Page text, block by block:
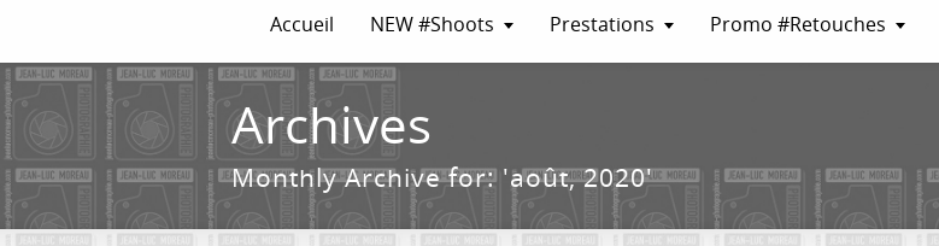
Accueil NEW #Shoots Prestations Promo #Retouches
Archives
Monthly Archive for: 'août, 2020'